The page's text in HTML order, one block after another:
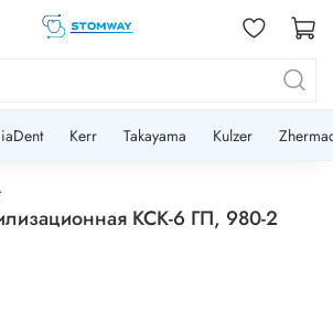
Kerr Takayama Kulzer
КСК-6 ГП, 980-2